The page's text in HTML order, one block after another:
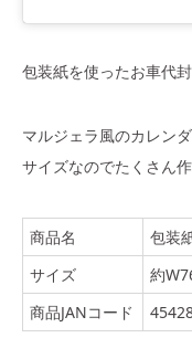
包装紙を使ったお車代
マルジェラ風のカレン
サイズなのでたくさん
商品名
包装
サイズ
約
商品JANコード